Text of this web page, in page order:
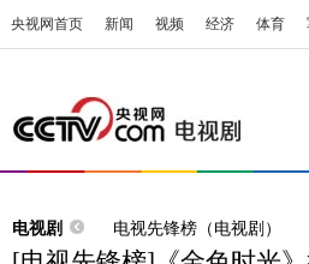
央视网首页 新闻 视频 经济 体育
电视剧 电视先锋榜（电视剧）